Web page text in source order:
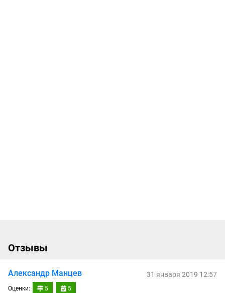
Отзывы
Александр Манцев
Оценки: 5 5
31 января 2019 12:57